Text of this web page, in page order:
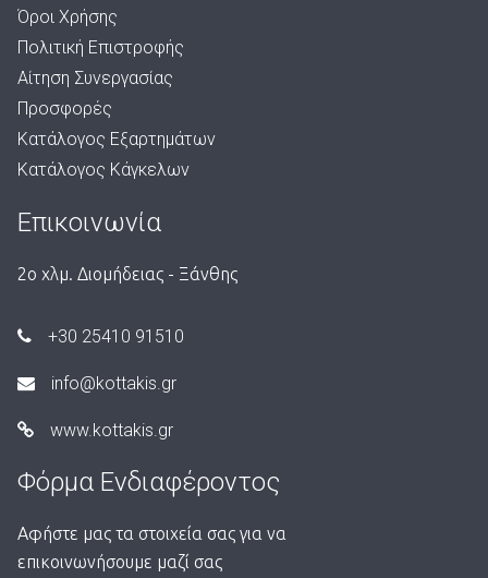
Όροι Χρήσης
Πολιτική Επιστροφής
Αίτηση Συνεργασίας
Προσφορές
Κατάλογος Εξαρτημάτων
Κατάλογος Κάγκελων
Επικοινωνία
2ο χλμ. Διομήδειας - Ξάνθης
+30 25410 91510
info@kottakis.gr
www.kottakis.gr
Φόρμα Ενδιαφέροντος
Αφήστε μας τα στοιχεία σας για να
επικοινωνήσουμε μαζί σας